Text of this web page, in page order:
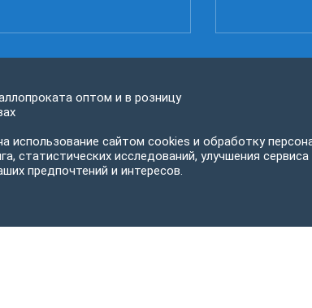
оптом и в розницу
использование сайтом cookies и обработку
статистических исследований, улучшения
предпочтений и интересов.